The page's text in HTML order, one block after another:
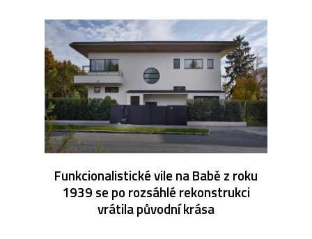
Funkcionalistické vile na Babě z roku
1939 se po rozsáhlé rekonstrukci
vrátila původní krása